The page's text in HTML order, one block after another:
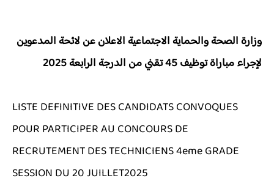
وزارة الصحة والحماية الاجتماعية الاعلان عن لائحة المدعوين
لإجراءمباراة توظيف 45 تقني من الدرجة الرابعة
LISTE DEFINITIVE DES CANDIDATS CONVOQUES
POUR PARTICIPER AU CONCOURS DE
RECRUTEMENT DES TECHNICIENS 4eme GRADE
SESSION DU 20 JUILLET2025